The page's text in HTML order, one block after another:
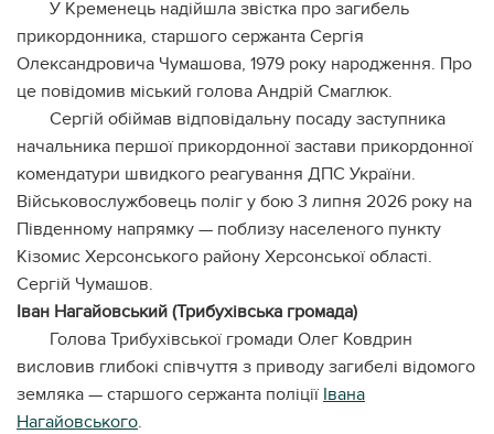
У Кременець надійшла звістка про загибель
прикордонника, старшого сержанта Сергія
Олександровича Чумашова, 1979 року народження. Про
це повідомив міський голова Андрій Смаглюк.
Сергій обіймав відповідальну посаду заступника
начальника першої прикордонної застави прикордонної
комендатури швидкого реагування ДПС України.
Військовослужбовець поліг у бою 3 липня 2026 року на
Південному напрямку — поблизу населеного пункту
Кізомис Херсонського району Херсонської області.
Сергій Чумашов.
Іван Нагайовський (Трибухівська громада)
Голова Трибухівської громади Олег Ковдрин
висловив глибокі співчуття з приводу загибелі відомого
земляка — старшого сержанта поліції Івана
Нагайовського.